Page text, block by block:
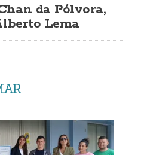
da Pólvora,
Lema